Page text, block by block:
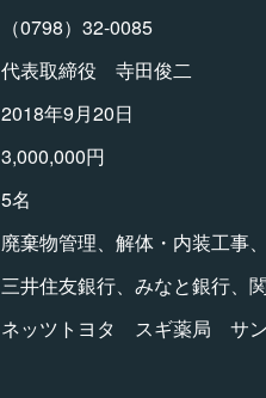
）32-0085
締役 寺田俊二
9月20日
円
理、解体・内装工事、
住友銀行、みなと銀行、関
トヨタ スギ薬局 サンホ